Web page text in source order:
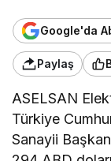
Google'da
Paylaş
ASELSAN
Türkiye
Sanayii